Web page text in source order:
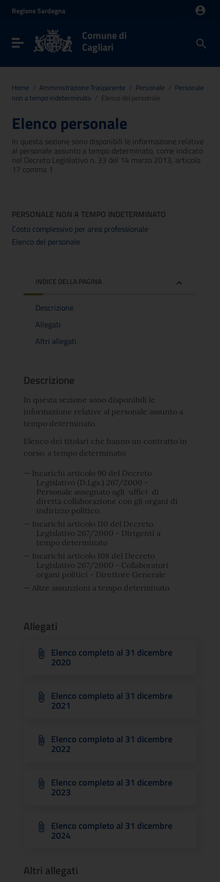
Vai al menu di navigazione
RegioneSardegna
Toggle navigation Comune di
Cagliari
Home / Amministrazione Trasparente / Personale / Personale
non a tempo indeterminato / Elenco del personale
Elenco personale
In questa sezione sono disponibili le informazione relative
al personale assunto a tempo determinato, come indicato
nel Decreto Legislativo n. 33 del 14 marzo 2013, articolo
17 comma 1
PERSONALE NON A TEMPO INDETERMINATO
Costo complessivo per area professionale
Elenco del personale
INDICE DELLA PAGINA
Descrizione
Allegati
Altri allegati
Descrizione
In questa sezione sono disponibili le
informazione relative al personale assunto a
tempo determinato.
Elenco dei titolari che hanno un contratto in
corso, a tempo determinato:
Incarichi articolo 90 del Decreto
Legislativo (D.Lgs.) 267/2000 -
Personale assegnato agli uffici di
diretta collaborazione con gli organi di
indirizzo politico.
Incarichi articolo 110 del Decreto
Legislativo 267/2000 - Dirigenti a
tempo determinato
Incarichi articolo 108 del Decreto
Legislativo 267/2000 - Collaboratori
organi politici - Direttore Generale
Altre assunzioni a tempo determinato
Allegati
Elenco completo al 31 dicembre
2020
Elenco completo al 31 dicembre
2021
Elenco completo al 31 dicembre
2022
Elenco completo al 31 dicembre
2023
Elenco completo al 31 dicembre
2024
Altri allegati